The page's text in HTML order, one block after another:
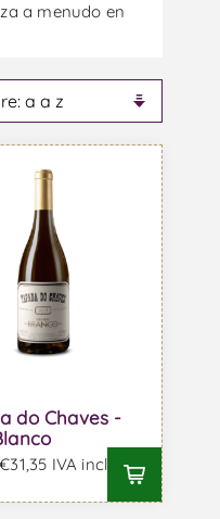
a menudo en
do Chaves -
IVA incl.